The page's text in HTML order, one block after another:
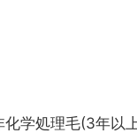
学処理毛(3年以